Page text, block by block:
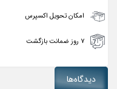
امکان تحویل اکسپرس
۷ روز ضمانت بازگشت
دیدگاه‌ها